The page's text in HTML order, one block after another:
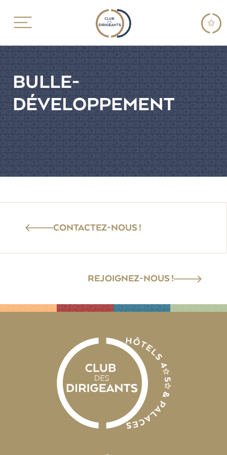
BULLE-
DÉVELOPPEMENT
CONTACTEZ-NOUS !
REJOIGNEZ-NOUS !